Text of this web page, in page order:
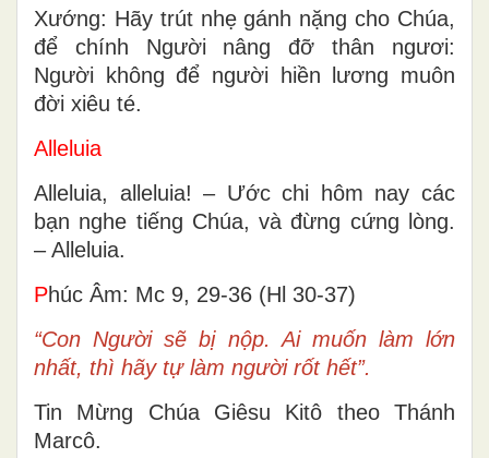
Xướng: Hãy trút nhẹ gánh nặng cho Chúa,
để chính Người nâng đỡ thân ngươi:
Người không để người hiền lương muôn
đời xiêu té.
Alleluia
Alleluia, alleluia! – Ước chi hôm nay các
bạn nghe tiếng Chúa, và đừng cứng lòng.
– Alleluia.
Phúc Âm: Mc 9, 29-36 (Hl 30-37)
“Con Người sẽ bị nộp. Ai muốn làm lớn
nhất, thì hãy tự làm người rốt hết”.
Tin Mừng Chúa Giêsu Kitô theo Thánh
Marcô.